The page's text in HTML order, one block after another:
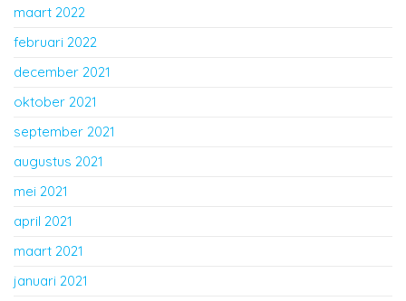
maart 2022
februari 2022
december 2021
oktober 2021
september 2021
augustus 2021
mei 2021
april 2021
maart 2021
januari 2021